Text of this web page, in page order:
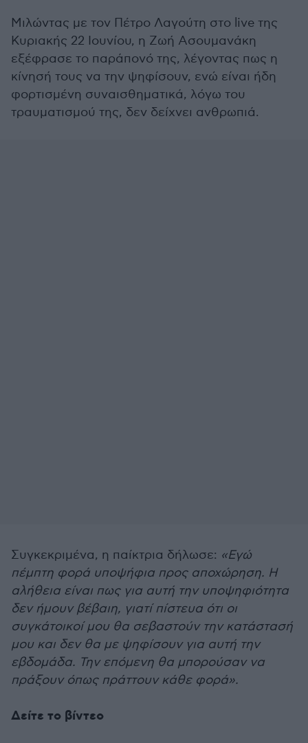
Μιλώντας με τον Πέτρο Λαγούτη στο live της
Κυριακής 22 Ιουνίου, η Ζωή Ασουμανάκη
εξέφρασε το παράπονό της, λέγοντας πως η
κίνησή τους να την ψηφίσουν, ενώ είναι ήδη
φορτισμένη συναισθηματικά, λόγω του
τραυματισμού της, δεν δείχνει ανθρωπιά.
Συγκεκριμένα, η παίκτρια δήλωσε: «Εγώ
πέμπτη φορά υποψήφια προς αποχώρηση. Η
αλήθεια είναι πως για αυτή την υποψηφιότητα
δεν ήμουν βέβαιη, γιατί πίστευα ότι οι
συγκάτοικοί μου θα σεβαστούν την κατάστασή
μου και δεν θα με ψηφίσουν για αυτή την
εβδομάδα. Την επόμενη θα μπορούσαν να
πράξουν όπως πράττουν κάθε φορά».
Δείτε το βίντεο